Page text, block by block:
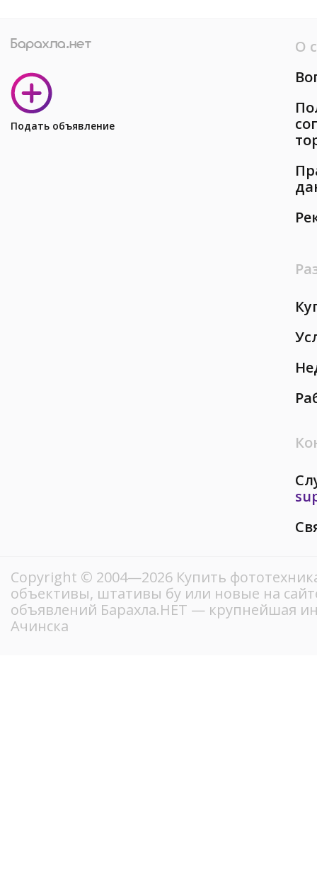
Подать объявление
О
Copyright © 2004—2026 Купить
объективы, штативы бу или новые на
объявлений Барахла.НЕТ — крупнейшая
Ачинска